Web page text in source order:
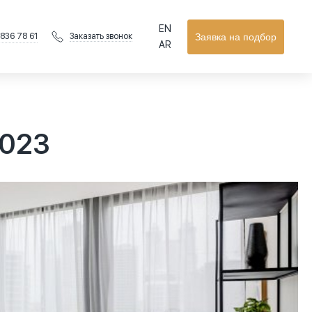
78 61 Заказать звонок Заявка на подбор
EN
AR